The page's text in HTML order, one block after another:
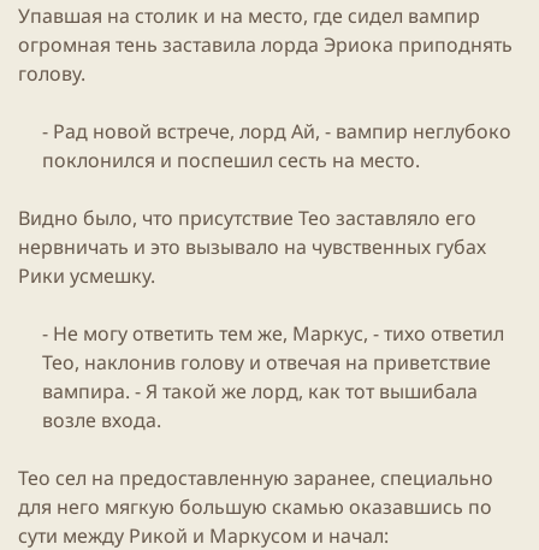
Упавшая на столик и на место, где сидел вампир
огромная тень заставила лорда Эриока приподнять
голову.
- Рад новой встрече, лорд Ай, - вампир неглубоко
поклонился и поспешил сесть на место.​
Видно было, что присутствие Тео заставляло его
нервничать и это вызывало на чувственных губах
Рики усмешку.
- Не могу ответить тем же, Маркус, - тихо ответил
Тео, наклонив голову и отвечая на приветствие
вампира. - Я такой же лорд, как тот вышибала
возле входа.​
Тео сел на предоставленную заранее, специально
для него мягкую большую скамью оказавшись по
сути между Рикой и Маркусом и начал: